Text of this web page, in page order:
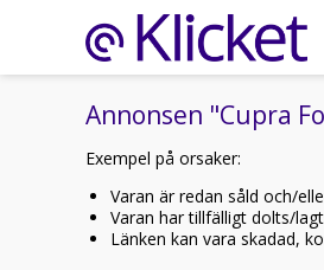
Annonsen "Cupra
Exempel på orsaker:
Varan är redan såld och/
Varan har tillfälligt dolts/
Länken kan vara skadad,